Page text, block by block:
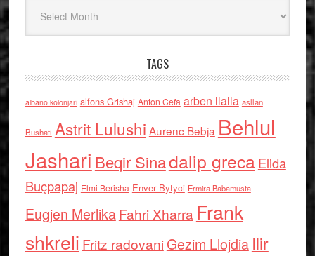
TAGS
albano kolonjari alfons Grishaj Anton Cefa arben llalla asllan
Bushati Astrit Lulushi Aurenc Bebja Behlul
Jashari Beqir Sinadalip grecaElida
Buçpapaj Elmi Berisha Enver Bytyci Ermira Babamusta
Eugjen MerlikaFahri Xharra Frank
shkreli Fritz radovaniGezim Llojdia Ilir